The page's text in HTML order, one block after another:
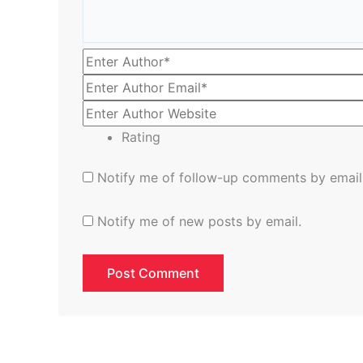
Rating
Notify me of follow-up comments by
Notify me of new posts by email.